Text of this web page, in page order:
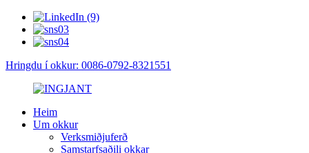
Hringdu í okkur: 0086-0792-8321551
Heim
Um okkur
Verksmiðjuferð
Samstarfsaðili okkar